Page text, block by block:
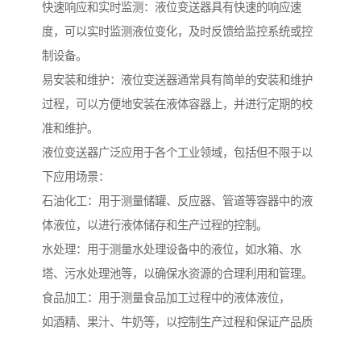
快速响应和实时监测：液位变送器具有快速的响应速
度，可以实时监测液位变化，及时反馈给监控系统或控
制设备。
易安装和维护：液位变送器通常具有简单的安装和维护
过程，可以方便地安装在液体容器上，并进行定期的校
准和维护。
液位变送器广泛应用于各个工业领域，包括但不限于以
下应用场景：
石油化工：用于测量储罐、反应器、管道等容器中的液
体液位，以进行液体储存和生产过程的控制。
水处理：用于测量水处理设备中的液位，如水箱、水
塔、污水处理池等，以确保水资源的合理利用和管理。
食品加工：用于测量食品加工过程中的液体液位，
如酒精、果汁、牛奶等，以控制生产过程和保证产品质